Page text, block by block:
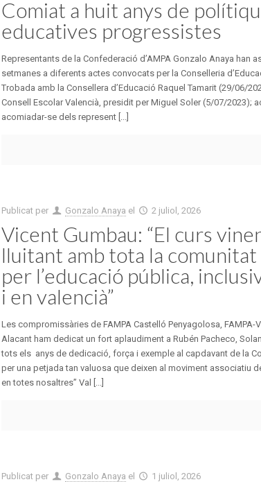
Comiat a huit anys de
educatives progressistes
Representants de la Confederació d’AMPA Gonzalo Anaya han
setmanes a diferents actes convocats per la Conselleria
Trobada amb la Consellera d’Educació Raquel Tamarit (29/06/
Consell Escolar Valencià, presidit per Miguel Soler (5/07/2023);
acomiadar-se dels represent [...]
Publicat per Gonzalo Anaya el 2 juliol, 2026
Vicent Gumbau: “El curs
lluitant amb tota la
per l’educació pública,
i en valencià”
Les compromissàries de FAMPA Castelló Penyagolosa, FAMPA-
Alacant ham dedicat un fort aplaudiment a Rubén Pacheco,
tots els anys de dedicació, força i exemple al capdavant de la
per una petjada tan valuosa que deixen al moviment associatiu
en totes nosaltres” Val [...]
Publicat per Gonzalo Anaya el 1 juliol, 2026